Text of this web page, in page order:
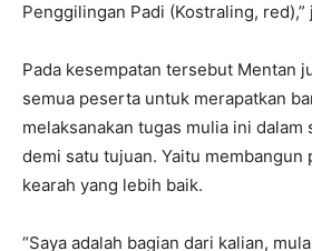
Penggilingan Padi (Kostraling, red),”
Pada kesempatan tersebut Mentan
semua peserta untuk merapatkan
melaksanakan tugas mulia ini dalam
demi satu tujuan. Yaitu membangun
kearah yang lebih baik.
“Saya adalah bagian dari kalian,